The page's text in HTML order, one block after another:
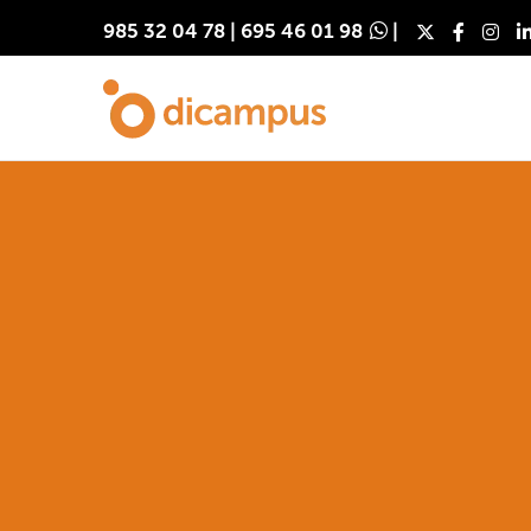
985 32 04 78 695 46 01 98